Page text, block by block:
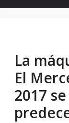
La
El
2017